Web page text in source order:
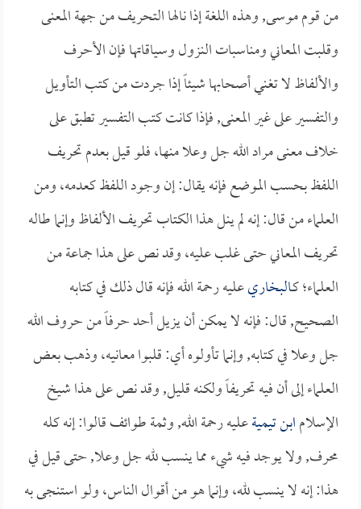
من قوم موسى, وهذه اللغة إذا نالها التحريف من جهة المعنى
وقلبت المعاني ومناسبات النزول وسياقاتها فإن الأحرف
والألفاظ لا تغني أصحابها شيئاً إذا جردت من كتب التأويل
والتفسير على غير المعنى, فإذا كانت كتب التفسير تطبق على
خلاف معنى مراد الله جل وعلا منها، فلو قيل بعدم تحريف
اللفظ بحسب الموضع فإنه يقال: إن وجود اللفظ كعدمه، ومن
العلماء من قال: إنه لم ينل هذا الكتاب تحريف الألفاظ وإنما طاله
تحريف المعاني حتى غلب عليه، وقد نص على هذا جماعة من
العلماء؛ كـالبخاريعليه رحمة الله فإنه قال ذلك في كتابه
الصحيح, قال: فإنه لا يمكن أن يزيل أحد حرفاً من حروف الله
جل وعلا في كتابه, وإنما تأولوه أي: قلبوا معانيه، وذهب بعض
العلماء إلى أن فيه تحريفاً ولكنه قليل, وقد نص على هذا شيخ
الإسلامابن تيميةعليه رحمة الله, وثمة طوائف قالوا: إنه كله
محرف, ولا يوجد فيه شيء مما ينسب لله جل وعلا, حتى قيل في
هذا: إنه لا ينسب لله، وإنما هو من أقوال الناس، ولو استنجى به